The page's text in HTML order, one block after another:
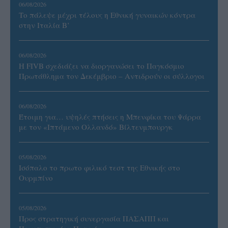
06/08/2026
Το πάλεψε μέχρι τέλους η Εθνική γυναικών κόντρα
στην Ιταλία Β’
06/08/2026
Η FIVB σχεδιάζει να διοργανώσει το Παγκόσμιο
Πρωτάθλημα τον Δεκέμβριο – Αντιδρούν οι σύλλογοι
06/08/2026
Έτοιμη για… υψηλές πτήσεις η Μπενφίκα του Ψάρρα
με τον «Ιπτάμενο Ολλανδό» Βίλτενμπουργκ
05/08/2026
Ισόπαλο το πρωτο φιλικό τεστ της Εθνικής στο
Ουρμπίνο
05/08/2026
Προς στρατηγική συνεργασία ΠΑΣΑΠΠ και